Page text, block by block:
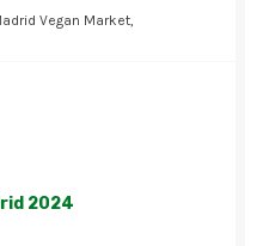
Vegan Market,
2024